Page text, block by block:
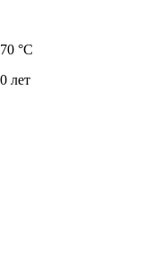
°С
лет